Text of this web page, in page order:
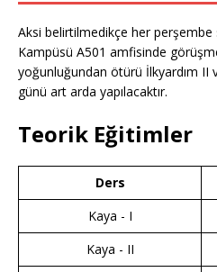
Aksi belirtilmedikçe her perşembe
Kampüsü A501 amfisinde
yoğunluğundan ötürü İlkyardım II
günü art arda yapılacaktır.
Teorik Eğitimler
Ders
Kaya - I
Kaya - II